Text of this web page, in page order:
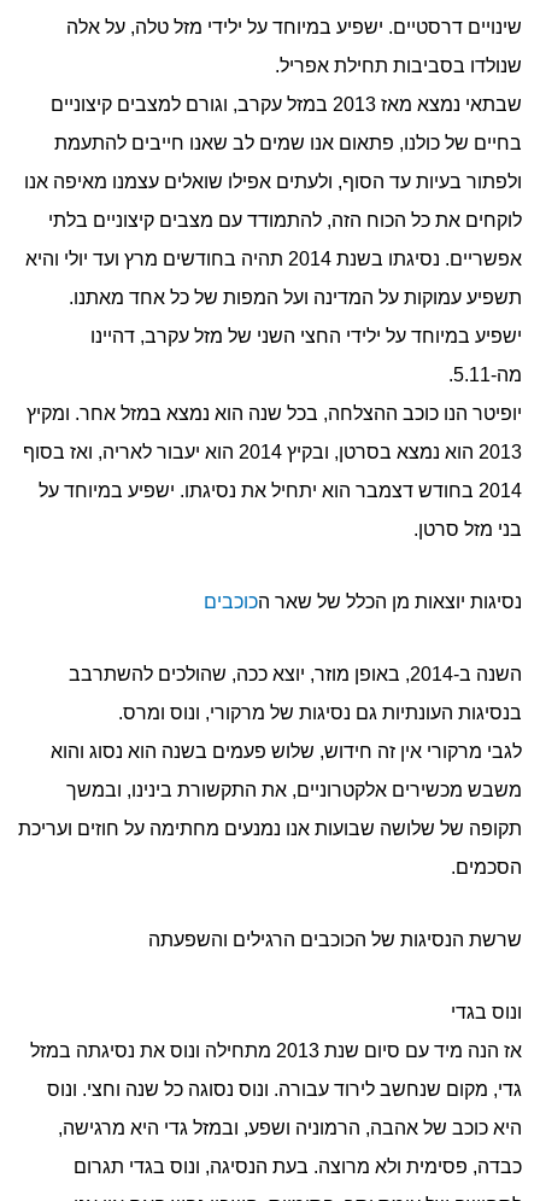
שינויים דרסטיים. ישפיע במיוחד על ילידי מזל טלה, על אלה
שנולדו בסביבות תחילת אפריל.
שבתאי נמצא מאז 2013 במזל עקרב, וגורם למצבים קיצוניים
בחיים של כולנו, פתאום אנו שמים לב שאנו חייבים להתעמת
ולפתור בעיות עד הסוף, ולעתים אפילו שואלים עצמנו מאיפה אנו
לוקחים את כל הכוח הזה, להתמודד עם מצבים קיצוניים בלתי
אפשריים. נסיגתו בשנת 2014 תהיה בחודשים מרץ ועד יולי והיא
תשפיע עמוקות על המדינה ועל המפות של כל אחד מאתנו.
ישפיע במיוחד על ילידי החצי השני של מזל עקרב, דהיינו
מה-5.11.
יופיטר הנו כוכב ההצלחה, בכל שנה הוא נמצא במזל אחר. ומקיץ
2013 הוא נמצא בסרטן, ובקיץ 2014 הוא יעבור לאריה, ואז בסוף
2014 בחודש דצמבר הוא יתחיל את נסיגתו. ישפיע במיוחד על
בני מזל סרטן.
נסיגות יוצאות מן הכלל של שאר הכוכבים
השנה ב-2014, באופן מוזר, יוצא ככה, שהולכים להשתרבב
בנסיגות העונתיות גם נסיגות של מרקורי, ונוס ומרס.
לגבי מרקורי אין זה חידוש, שלוש פעמים בשנה הוא נסוג והוא
משבש מכשירים אלקטרוניים, את התקשורת בינינו, ובמשך
תקופה של שלושה שבועות אנו נמנעים מחתימה על חוזים ועריכת
הסכמים.
שרשת הנסיגות של הכוכבים הרגילים והשפעתה
ונוס בגדי
אז הנה מיד עם סיום שנת 2013 מתחילה ונוס את נסיגתה במזל
גדי, מקום שנחשב לירוד עבורה. ונוס נסוגה כל שנה וחצי. ונוס
היא כוכב של אהבה, הרמוניה ושפע, ובמזל גדי היא מרגישה,
כבדה, פסימית ולא מרוצה. בעת הנסיגה, ונוס בגדי תגרום